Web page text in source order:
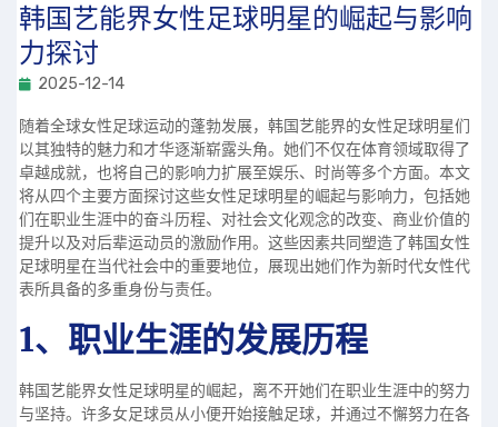
韩国艺能界女性足球明星的崛起与影响
力探讨
2025-12-14
随着全球女性足球运动的蓬勃发展，韩国艺能界的女性足球明星们
以其独特的魅力和才华逐渐崭露头角。她们不仅在体育领域取得了
卓越成就，也将自己的影响力扩展至娱乐、时尚等多个方面。本文
将从四个主要方面探讨这些女性足球明星的崛起与影响力，包括她
们在职业生涯中的奋斗历程、对社会文化观念的改变、商业价值的
提升以及对后辈运动员的激励作用。这些因素共同塑造了韩国女性
足球明星在当代社会中的重要地位，展现出她们作为新时代女性代
表所具备的多重身份与责任。
1、职业生涯的发展历程
韩国艺能界女性足球明星的崛起，离不开她们在职业生涯中的努力
与坚持。许多女足球员从小便开始接触足球，并通过不懈努力在各